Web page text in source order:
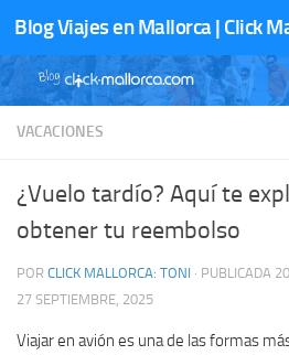
Saltar al contenido
Blog Viajes en Mallorca | Click
VACACIONES
¿Vuelo tardío? Aquí te
obtener tu reembolso
POR CLICK MALLORCA: TONI · PUBLICADA
27 SEPTIEMBRE, 2025
Viajar en avión es una de las formas